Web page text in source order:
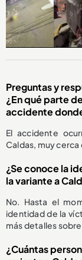
Preguntas y
¿En qué parte
accidente
El accidente
Caldas, muy
¿Se conoce la
la variante a
No. Hasta el
identidad de la
más detalles sobre
¿Cuántas